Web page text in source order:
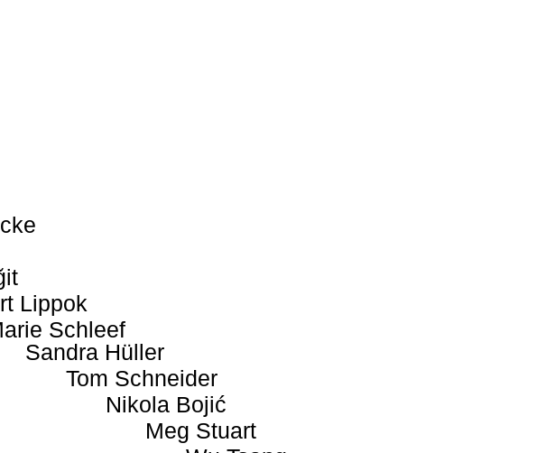
Lippok
Schleef
Sandra Hüller
Tom Schneider
Nikola Bojić
Meg Stuart